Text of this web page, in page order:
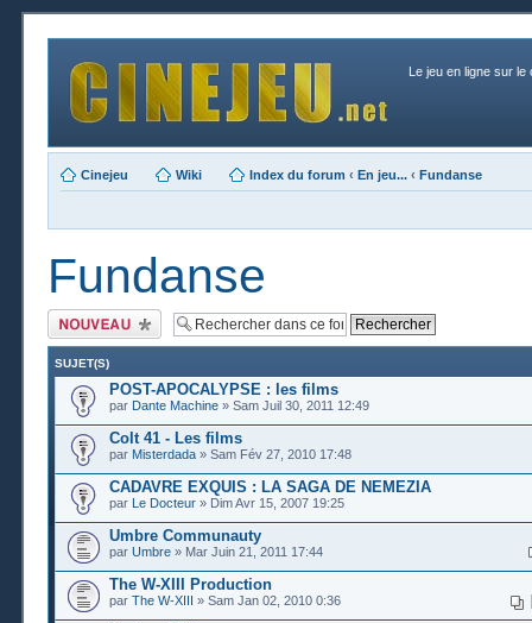
Le jeu en ligne sur le
Cinejeu Wiki Index du forum ‹ En jeu... ‹ Fundanse
Fundanse
Publier un nouveau
sujet
SUJET(S)
POST-APOCALYPSE : les films
par Dante Machine » Sam Juil 30, 2011 12:49
Colt 41 - Les films
par Misterdada » Sam Fév 27, 2010 17:48
CADAVRE EXQUIS : LA SAGA DE NEMEZIA
par Le Docteur » Dim Avr 15, 2007 19:25
Umbre Communauty
par Umbre » Mar Juin 21, 2011 17:44
The W-XIII Production
par The W-XIII » Sam Jan 02, 2010 0:36